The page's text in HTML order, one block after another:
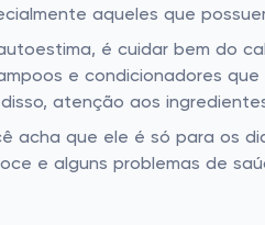
aqueles que
é cuidar bem do
e condicionadores
atenção aos
acha que ele é só para os
e alguns problemas de